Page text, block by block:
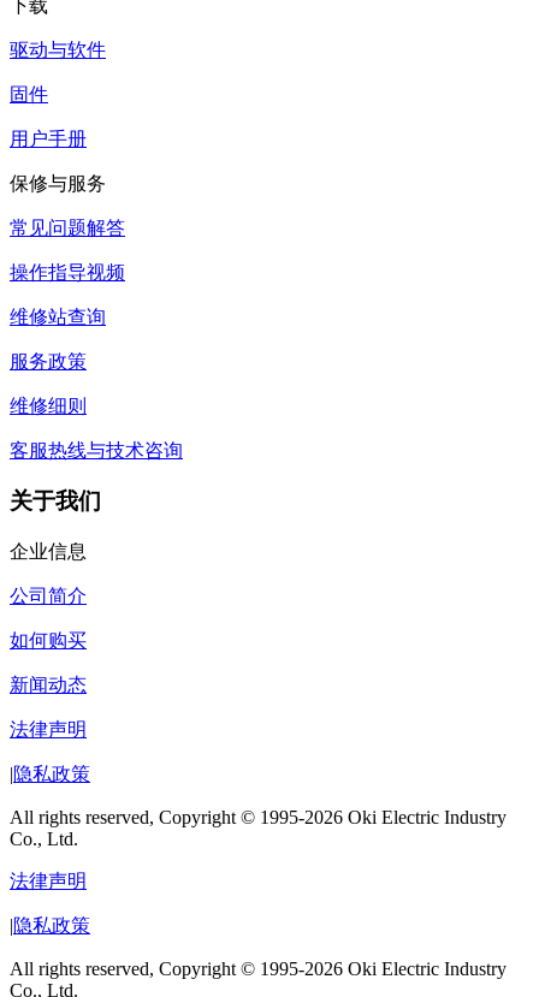
下载
驱动与软件
固件
用户手册
保修与服务
常见问题解答
操作指导视频
维修站查询
服务政策
维修细则
客服热线与技术咨询
关于我们
企业信息
公司简介
如何购买
新闻动态
法律声明
|隐私政策
All rights reserved, Copyright © 1995-2026 Oki Electric Industry
Co., Ltd.
法律声明
|隐私政策
All rights reserved, Copyright © 1995-2026 Oki Electric Industry
Co., Ltd.